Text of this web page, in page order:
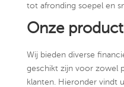
tot afronding soepel en
Onze
Wij bieden diverse
geschikt zijn voor zowel
klanten. Hieronder vindt